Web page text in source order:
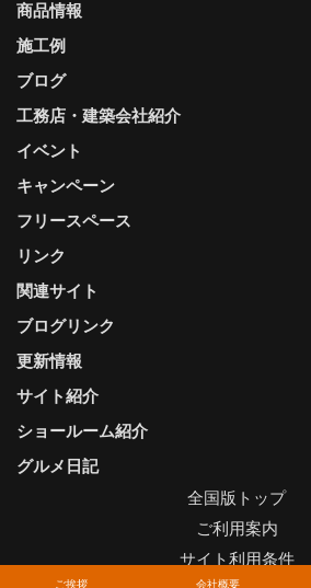
ご挨拶 会社概要
更新情報
サイト紹介
ショールーム紹介
グルメ日記
商品情報
施工例
ブログ
工務店・建築会社紹介
イベント
キャンペーン
フリースペース
リンク
関連サイト
ブログリンク
全国版トップ
ご利用案内
サイト利用条件